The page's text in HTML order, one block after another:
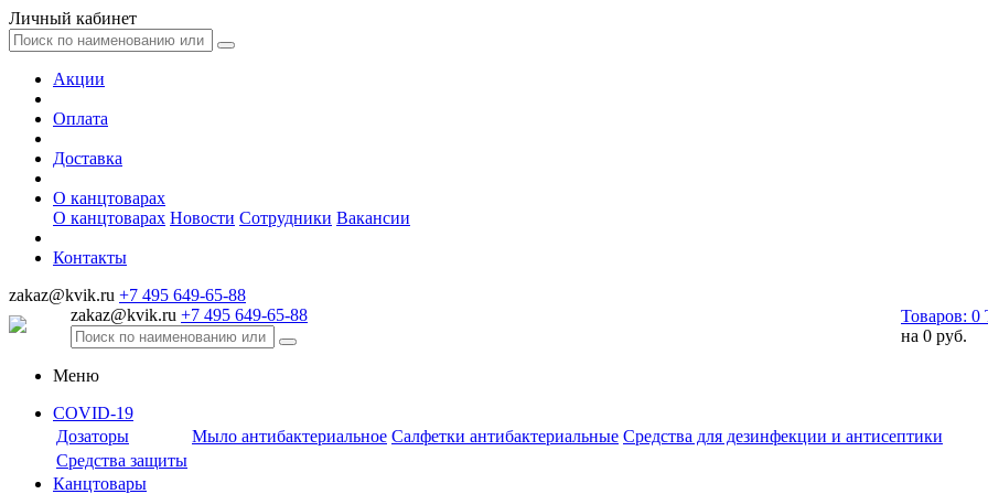
Личный кабинет
Акции
Оплата
Доставка
О канцтоварах
О канцтоварах Новости Сотрудники Вакансии
Контакты
zakaz@kvik.ru +7 495 649-65-88
zakaz@kvik.ru +7 495 649-65-88 Товаров: 0
на 0 руб.
Меню
COVID-19
Дозаторы
Мыло антибактериальное Салфетки антибактериальные Средства для дезинфекции и антисептики
Средства защиты
Канцтовары